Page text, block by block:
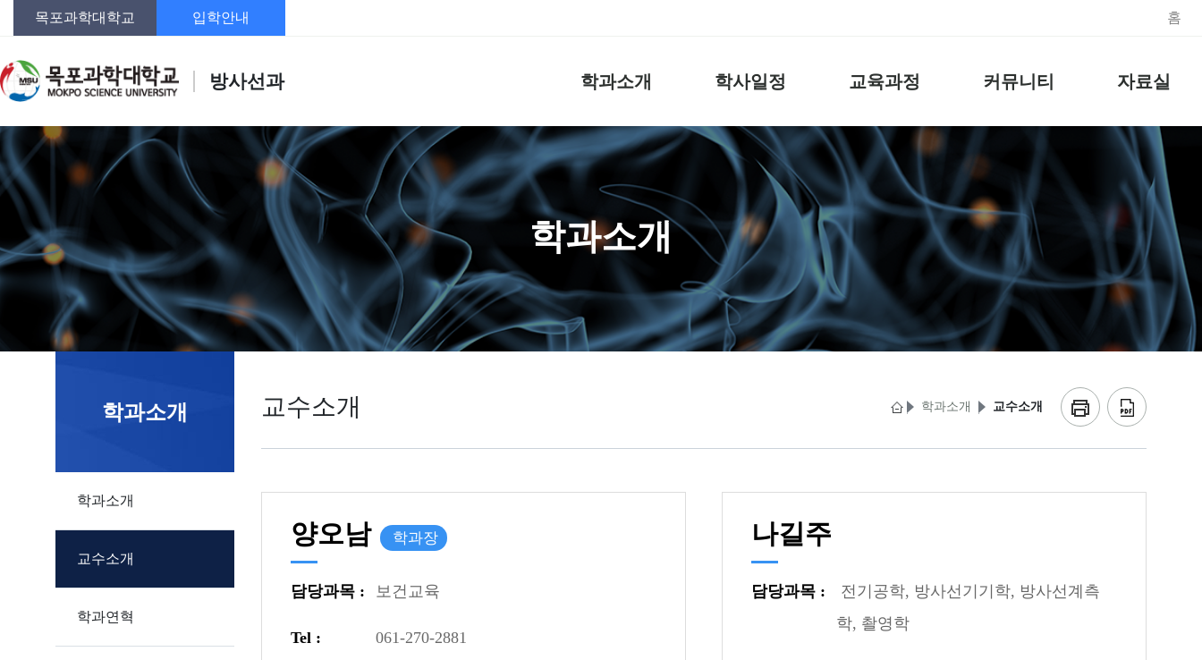
목포과학대학교 입학안내 홈
방사선과 학과소개 학사일정 교육과정 커뮤니티 자료실
학과소개
학과소개
학과소개
교수소개
학과연혁
교수소개 학과소개 교수소개
양오남 학과장
담당과목 : 보건교육
Tel : 061-270-2881
나길주
담당과목 :
전기공학, 방사선기기학, 방사선계측
학, 촬영학